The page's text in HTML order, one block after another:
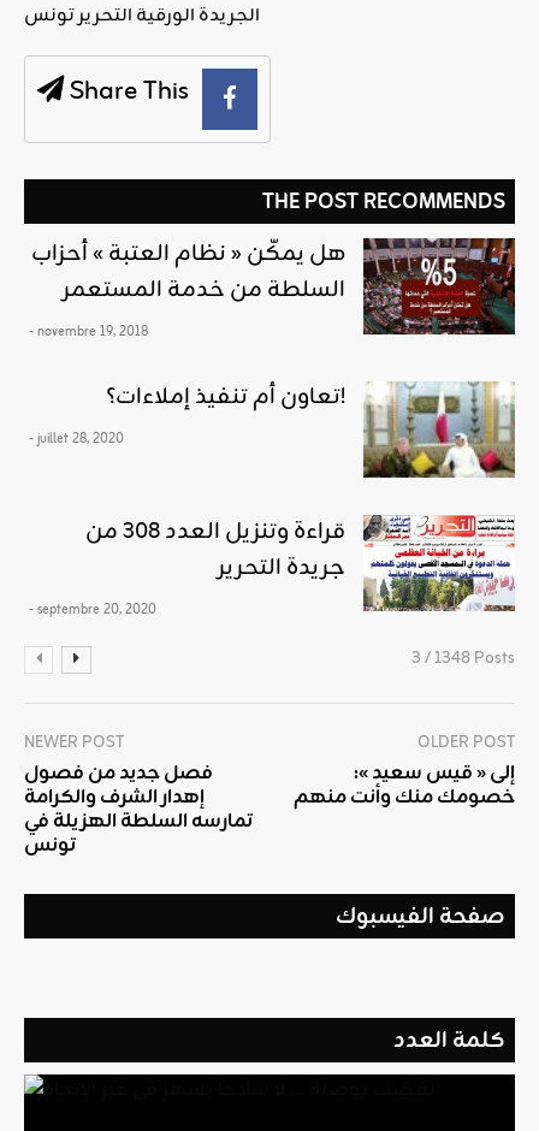
الجريدة الورقية التحرير تونس
Share This
THE POST RECOMMENDS
هل يمكّن « نظام العتبة » أحزاب
السلطة من خدمة المستعمر
- novembre 19, 2018
تعاون أم تنفيذ إملاءات؟!
- juillet 28, 2020
قراءة وتنزيل العدد 308 من
جريدة التحرير
- septembre 20, 2020
3 / 1348 Posts
NEWER POST
فصل جديد من فصول
إهدار الشرف والكرامة
تمارسه السلطة الهزيلة في
تونس
OLDER POST
إلى « قيس سعيد »:
خصومك منك وأنت منهم
صفحة الفيسبوك
كلمة العدد